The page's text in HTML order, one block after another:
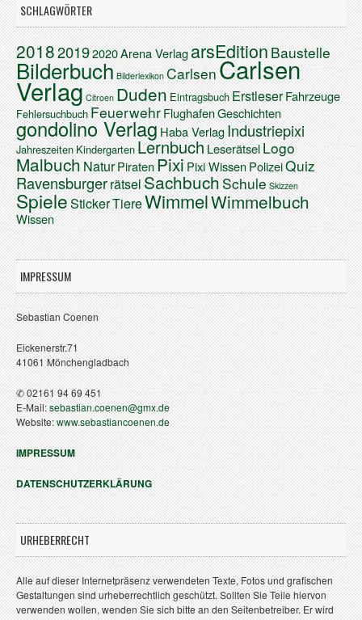
SCHLAGWÖRTER
201820192020Arena VerlagarsEditionBaustelle
Bilderbuch Bilderlexikon CarlsenCarlsen
Verlag Citroen DudenEintragsbuchErstleserFahrzeuge
FehlersuchbuchFeuerwehrFlughafenGeschichten
gondolino VerlagHaba VerlagIndustriepixi
JahreszeitenKindergartenLernbuchLeserätselLogo
MalbuchNaturPiratenPixiPixi WissenPolizeiQuiz
RavensburgerrätselSachbuchSchule Skizzen
SpieleStickerTiereWimmelWimmelbuch
Wissen
IMPRESSUM
Sebastian Coenen
Eickenerstr.71
41061 Mönchengladbach
✆ 02161 94 69 451
E-Mail:sebastian.coenen@gmx.de
Website:www.sebastiancoenen.de
IMPRESSUM
DATENSCHUTZERKLÄRUNG
URHEBERRECHT
Alle auf dieser Internetpräsenz verwendeten Texte, Fotos und grafischen
Gestaltungen sind urheberrechtlich geschützt. Sollten Sie Teile hiervon
verwenden wollen, wenden Sie sich bitte an den Seitenbetreiber. Er wird